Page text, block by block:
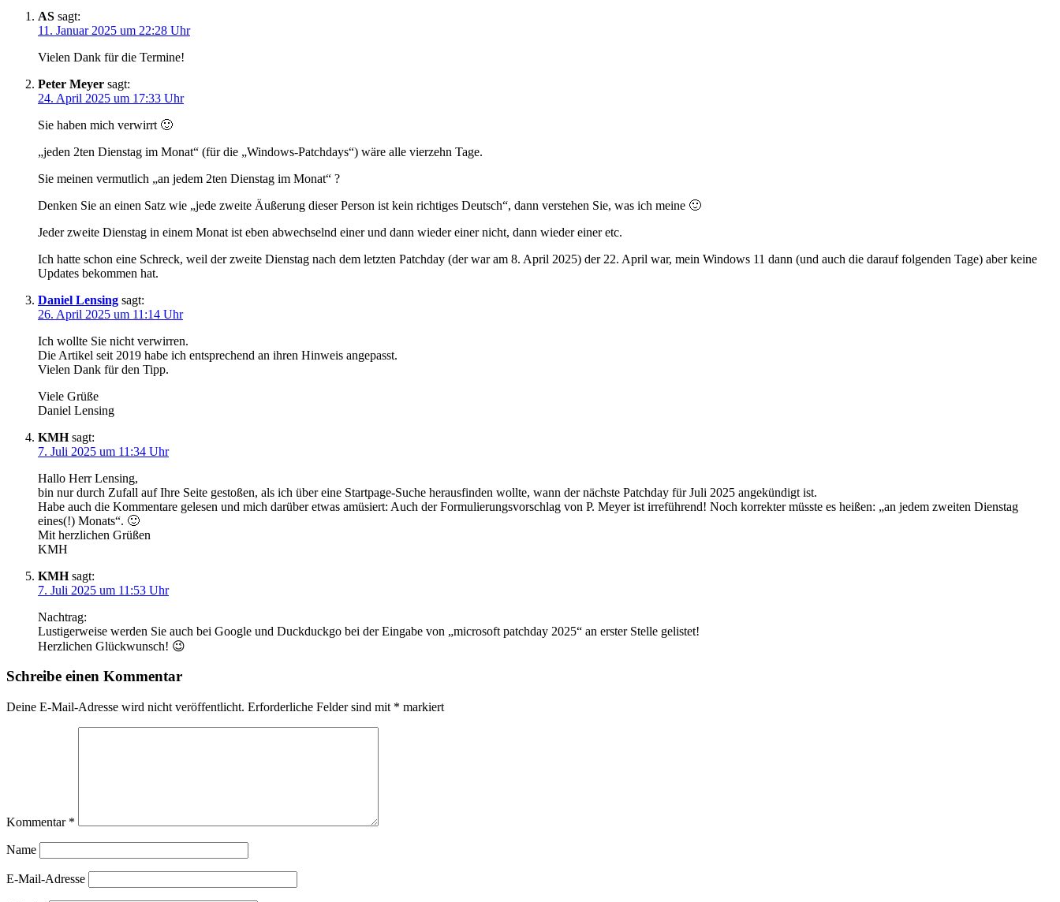
des
Patchdays
2025”
AS sagt:
11. Januar 2025 um 22:28 Uhr
Vielen Dank für die Termine!
Peter Meyer sagt:
24. April 2025 um 17:33 Uhr
Sie haben mich verwirrt 🙂
„jeden 2ten Dienstag im Monat“ (für die „Windows-Patchdays“) wäre alle vierzehn Tage.
Sie meinen vermutlich „an jedem 2ten Dienstag im Monat“ ?
Denken Sie an einen Satz wie „jede zweite Äußerung dieser Person ist kein richtiges Deutsch“, dann verstehen Sie, was ich meine 🙂
Jeder zweite Dienstag in einem Monat ist eben abwechselnd einer und dann wieder einer nicht, dann wieder einer etc.
Ich hatte schon eine Schreck, weil der zweite Dienstag nach dem letzten Patchday (der war am 8. April 2025) der 22. April war, mein Windows 11 dann (und auch die darauf folgenden Tage) aber keine
Updates bekommen hat.
Daniel Lensing sagt:
26. April 2025 um 11:14 Uhr
Ich wollte Sie nicht verwirren.
Die Artikel seit 2019 habe ich entsprechend an ihren Hinweis angepasst.
Vielen Dank für den Tipp.
Viele Grüße
Daniel Lensing
KMH sagt:
7. Juli 2025 um 11:34 Uhr
Hallo Herr Lensing,
bin nur durch Zufall auf Ihre Seite gestoßen, als ich über eine Startpage-Suche herausfinden wollte, wann der nächste Patchday für Juli 2025 angekündigt ist.
Habe auch die Kommentare gelesen und mich darüber etwas amüsiert: Auch der Formulierungsvorschlag von P. Meyer ist irreführend! Noch korrekter müsste es heißen: „an jedem zweiten Dienstag
eines(!) Monats“. 🙂
Mit herzlichen Grüßen
KMH
KMH sagt:
7. Juli 2025 um 11:53 Uhr
Nachtrag:
Lustigerweise werden Sie auch bei Google und Duckduckgo bei der Eingabe von „microsoft patchday 2025“ an erster Stelle gelistet!
Herzlichen Glückwunsch! 😉
Schreibe einen Kommentar
Deine E-Mail-Adresse wird nicht veröffentlicht. Erforderliche Felder sind mit * markiert
Kommentar *
Name
E-Mail-Adresse